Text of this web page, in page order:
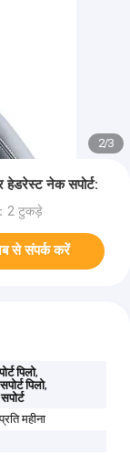
2/3
हेडरेस्ट नेक सपोर्ट:
2 टुकड़े
से संपर्क करें
पिलो,
पिलो,
महीना